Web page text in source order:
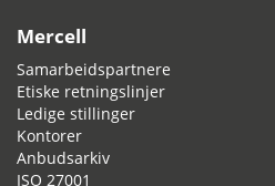
Mercell
Samarbeidspartnere
Etiske retningslinjer
Ledige stillinger
Kontorer
Anbudsarkiv
ISO 27001